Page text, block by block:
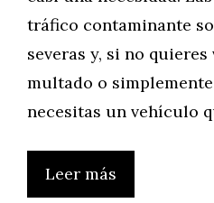
tráfico contaminante
severas y, si no
multado o
necesitas un vehículo
Leer más